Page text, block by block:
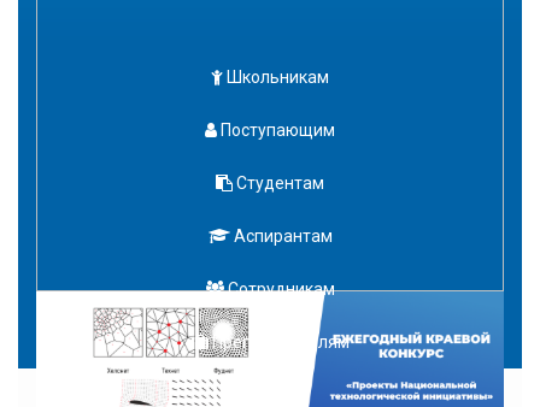
Школьникам
Поступающим
Студентам
Аспирантам
Сотрудникам
Преподавателям